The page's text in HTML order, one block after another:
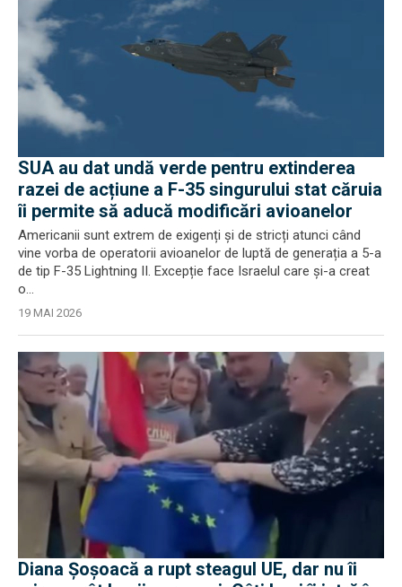
SUA au dat undă verde pentru extinderea
razei de acțiune a F-35 singurului stat căruia
îi permite să aducă modificări avioanelor
Americanii sunt extrem de exigenți și de stricți atunci când
vine vorba de operatorii avioanelor de luptă de generația a 5-a
de tip F-35 Lightning II. Excepție face Israelul care și-a creat
o...
19 MAI 2026
Diana Șoșoacă a rupt steagul UE, dar nu îi